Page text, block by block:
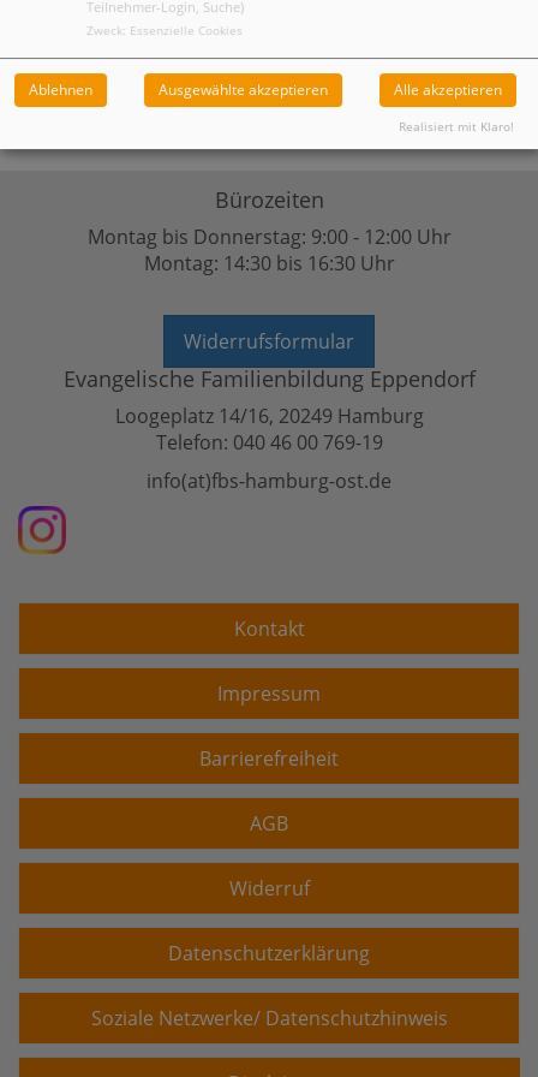
Bürozeiten
Montag bis Donnerstag: 9:00 - 12:00 Uhr
Montag: 14:30 bis 16:30 Uhr
Widerrufsformular
Evangelische Familienbildung Eppendorf
Loogeplatz 14/16, 20249 Hamburg
Telefon: 040 46 00 769-19
info(at)fbs-hamburg-ost.de
Kontakt
Impressum
Barrierefreiheit
AGB
Widerruf
Datenschutzerklärung
Soziale Netzwerke/ Datenschutzhinweis
Teilnehmer-Login, Suche)
Zweck: Essenzielle Cookies
Ablehnen Ausgewählte akzeptieren Alle akzeptieren
Realisiert mit Klaro!